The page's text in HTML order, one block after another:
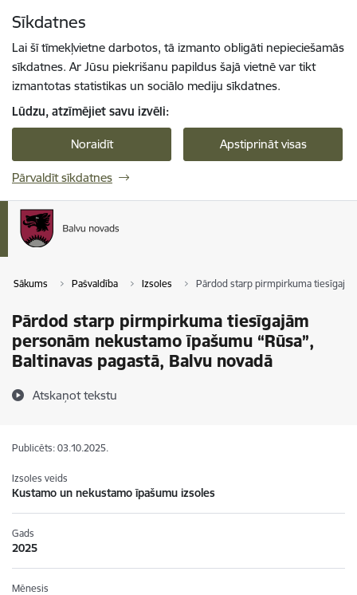
Sīkdatnes
Lai šī tīmekļvietne darbotos, tā izmanto obligāti nepieciešamās
sīkdatnes. Ar Jūsu piekrišanu papildus šajā vietnē var tikt
izmantotas statistikas un sociālo mediju sīkdatnes.
Lūdzu, atzīmējiet savu izvēli:
Noraidīt Apstiprināt visas
Pārvaldīt sīkdatnes
Sākums Pašvaldība Izsoles Pārdod starp pirmpirkuma
Pārdod starp pirmpirkuma tiesīgajām
personām nekustamo īpašumu “Rūsa”,
Baltinavas pagastā, Balvu novadā
Atskaņot tekstu
Publicēts: 03.10.2025.
Izsoles veids
Kustamo un nekustamo īpašumu izsoles
Gads
2025
Mēnesis